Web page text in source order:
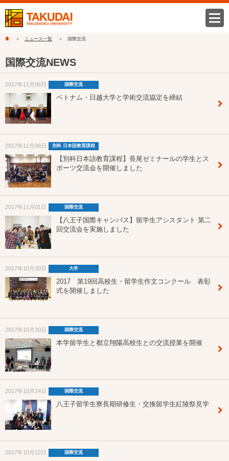
ニュース一覧 国際交流
国際交流NEWS
2017年11月06日 国際交流
ベトナム・日越大学と学術交流協定を締結
2017年11月06日 別科 日本語教育課程
【別科日本語教育課程】長尾ゼミナールの学生とス
ポーツ交流会を開催しました
2017年11月01日 国際交流
【八王子国際キャンパス】留学生アシスタント 第二
回交流会を実施しました
2017年10月30日 大学
2017 第19回高校生・留学生作文コンクール 表彰
式を開催しました
2017年10月30日 国際交流
本学留学生と都立翔陽高校生との交流授業を開催
2017年10月24日 国際交流
八王子留学生寮長期研修生・交換留学生紅陵祭見学
2017年10月12日 国際交流